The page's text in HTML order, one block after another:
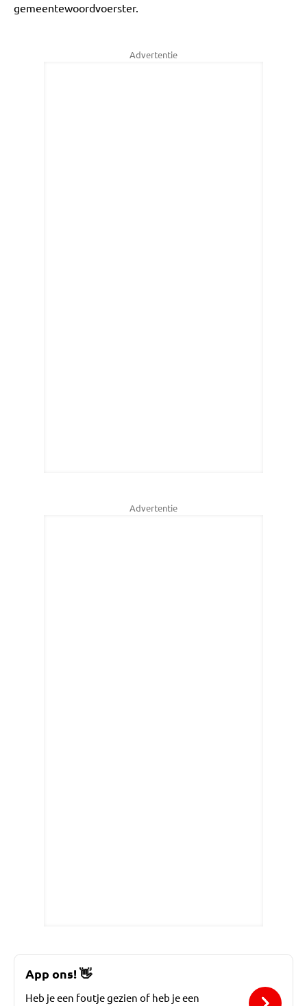
gemeentewoordvoerster.
Advertentie
Advertentie
App ons!👋
Heb je een foutje gezien of heb je een